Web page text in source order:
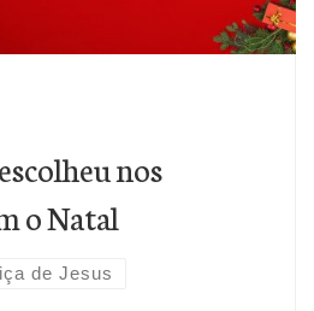
nos
o Natal
de Jesus